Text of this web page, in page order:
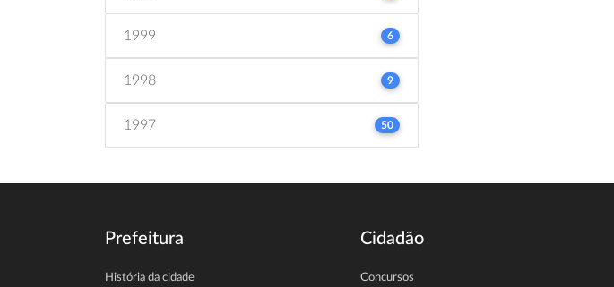
1999 6
1998 9
1997 50
Prefeitura
História da cidade
Cidadão
Concursos